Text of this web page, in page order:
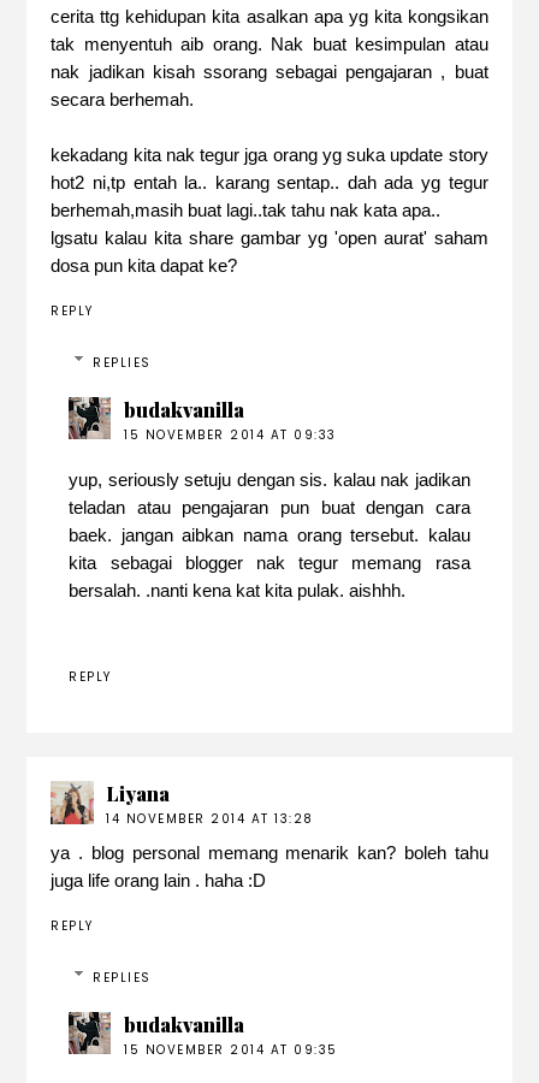
cerita ttg kehidupan kita asalkan apa yg kita kongsikan
tak menyentuh aib orang. Nak buat kesimpulan atau
nak jadikan kisah ssorang sebagai pengajaran , buat
secara berhemah.
kekadang kita nak tegur jga orang yg suka update story
hot2 ni,tp entah la.. karang sentap.. dah ada yg tegur
berhemah,masih buat lagi..tak tahu nak kata apa..
lgsatu kalau kita share gambar yg 'open aurat' saham
dosa pun kita dapat ke?
REPLY
REPLIES
budakvanilla
15 NOVEMBER 2014 AT 09:33
yup, seriously setuju dengan sis. kalau nak jadikan
teladan atau pengajaran pun buat dengan cara
baek. jangan aibkan nama orang tersebut. kalau
kita sebagai blogger nak tegur memang rasa
bersalah. .nanti kena kat kita pulak. aishhh.
REPLY
Liyana
14 NOVEMBER 2014 AT 13:28
ya . blog personal memang menarik kan? boleh tahu
juga life orang lain . haha :D
REPLY
REPLIES
budakvanilla
15 NOVEMBER 2014 AT 09:35